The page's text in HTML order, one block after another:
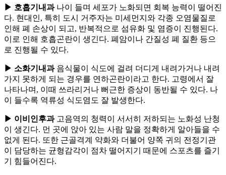
▶ 호흡기내과나이 들며 세포가 노화되면 회복 능력이 떨어진
다. 현대인, 특히 도시 거주자는 미세먼지와 각종 오염물질로
인해 폐 손상이 되고, 반복적으로 섬유화 및 염증이 진행된다.
이로 인해 호흡곤란이 생긴다. 폐암이나 간질성 폐 질환 등으
로 진행될 수 있다.
▶ 소화기내과음식물이 식도에 걸려 더디게 내려가거나 내려
가지 못하게 되는 경우를 연하곤란이라고 한다. 고령에서 잘
나타나며, 이때 쓰라리거나 뻐근한 증상이 동반될 수 있다. 나
이 들수록 역류성 식도염도 잘 발생한다.
▶ 이비인후과고음역의 청력이 서서히 저하되는 노화성 난청
이 생긴다. 먼 곳에 앉아 있는 사람 말을 정확하게 알아들을 수
없게 된다. 또한 근골격계 약화와 더불어 양쪽 귀의 전정기관
이 담당하는 균형감각이 점차 떨어지기 때문에 스포츠를 즐기
기 힘들어진다.